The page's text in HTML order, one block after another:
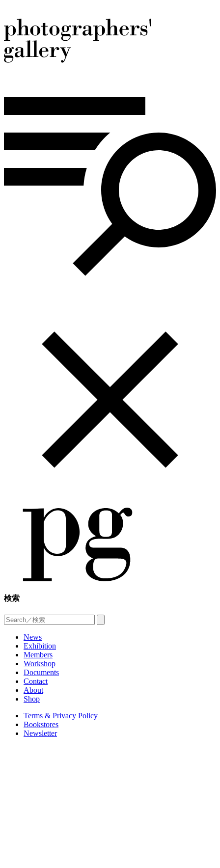
検索
News
Exhibition
Members
Workshop
Documents
Contact
About
Shop
Terms & Privacy Policy
Bookstores
Newsletter